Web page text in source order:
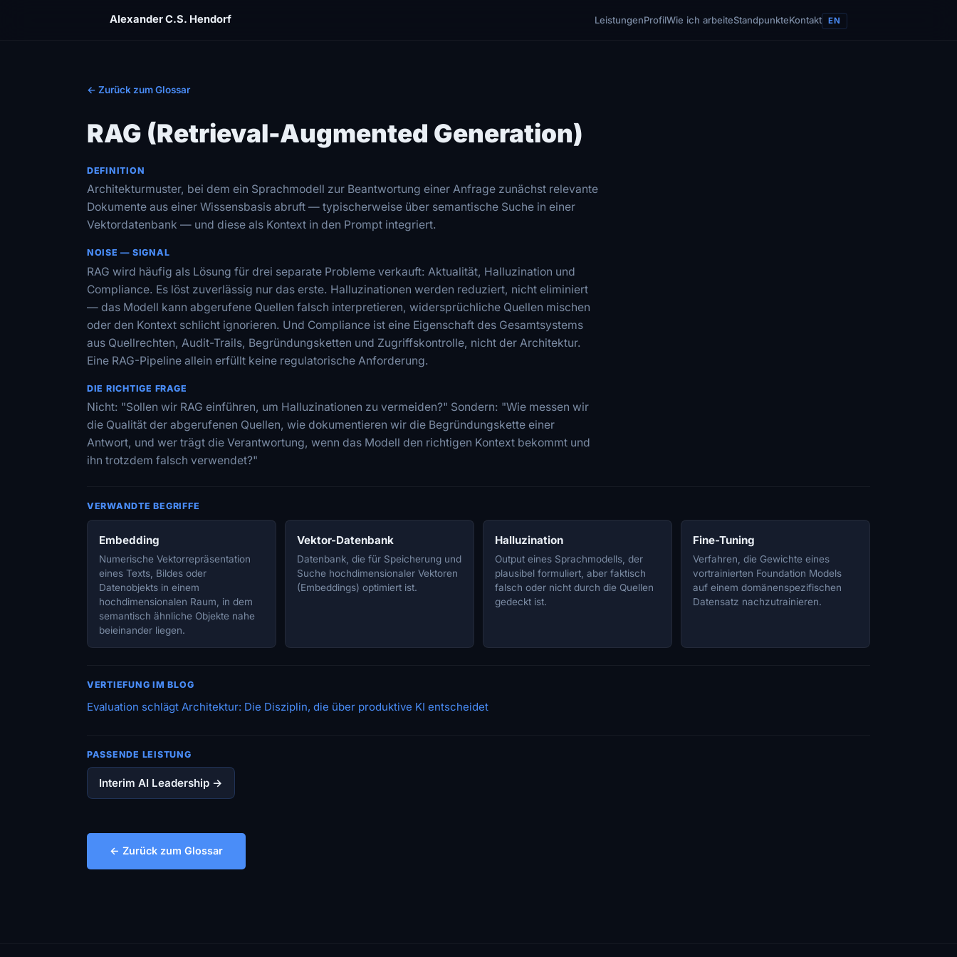
Alexander C.S. Hendorf LeistungenProfilWie ich arbeiteStandpunkteKontakt EN
← Zurück zum Glossar
RAG (Retrieval-Augmented Generation)
DEFINITION
Architekturmuster, bei dem ein Sprachmodell zur Beantwortung einer Anfrage zunächst relevante
Dokumente aus einer Wissensbasis abruft — typischerweise über semantische Suche in einer
Vektordatenbank — und diese als Kontext in den Prompt integriert.
NOISE — SIGNAL
RAG wird häufig als Lösung für drei separate Probleme verkauft: Aktualität, Halluzination und
Compliance. Es löst zuverlässig nur das erste. Halluzinationen werden reduziert, nicht eliminiert
— das Modell kann abgerufene Quellen falsch interpretieren, widersprüchliche Quellen mischen
oder den Kontext schlicht ignorieren. Und Compliance ist eine Eigenschaft des Gesamtsystems
aus Quellrechten, Audit-Trails, Begründungsketten und Zugriffskontrolle, nicht der Architektur.
Eine RAG-Pipeline allein erfüllt keine regulatorische Anforderung.
DIE RICHTIGE FRAGE
Nicht: "Sollen wir RAG einführen, um Halluzinationen zu vermeiden?" Sondern: "Wie messen wir
die Qualität der abgerufenen Quellen, wie dokumentieren wir die Begründungskette einer
Antwort, und wer trägt die Verantwortung, wenn das Modell den richtigen Kontext bekommt und
ihn trotzdem falsch verwendet?"
VERWANDTE BEGRIFFE
Embedding
Numerische Vektorrepräsentation
eines Texts, Bildes oder
Datenobjekts in einem
hochdimensionalen Raum, in dem
semantisch ähnliche Objekte nahe
beieinander liegen.
Vektor-Datenbank
Datenbank, die für Speicherung und
Suche hochdimensionaler Vektoren
(Embeddings) optimiert ist.
Halluzination
Output eines Sprachmodells, der
plausibel formuliert, aber faktisch
falsch oder nicht durch die Quellen
gedeckt ist.
Fine-Tuning
Verfahren, die Gewichte eines
vortrainierten Foundation Models
auf einem domänenspezifischen
Datensatz nachzutrainieren.
VERTIEFUNG IM BLOG
Evaluation schlägt Architektur: Die Disziplin, die über produktive KI entscheidet
PASSENDE LEISTUNG
Interim AI Leadership →
← Zurück zum Glossar